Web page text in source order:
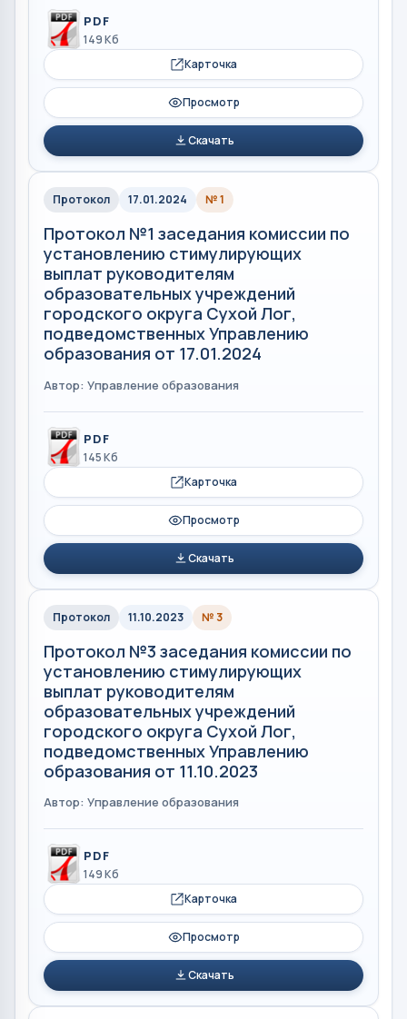
PDF
149 Кб
Карточка
Просмотр
Скачать
Протокол 17.01.2024 № 1
Протокол №1 заседания комиссии по
установлению стимулирующих
выплат руководителям
образовательных учреждений
городского округа Сухой Лог,
подведомственных Управлению
образования от 17.01.2024
Автор: Управление образования
PDF
145 Кб
Карточка
Просмотр
Скачать
Протокол 11.10.2023 № 3
Протокол №3 заседания комиссии по
установлению стимулирующих
выплат руководителям
образовательных учреждений
городского округа Сухой Лог,
подведомственных Управлению
образования от 11.10.2023
Автор: Управление образования
PDF
149 Кб
Карточка
Просмотр
Скачать